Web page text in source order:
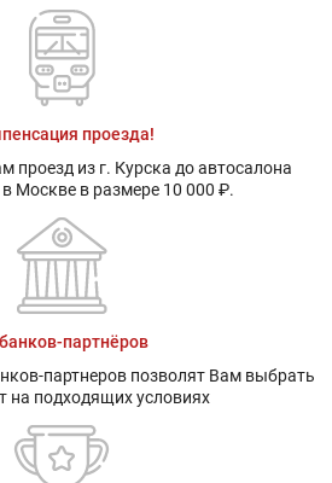
проезда!
проезд из г. Курска до автосалона
Москве в размере 10 000 ₽.
партнёров
партнеров позволят Вам выбрать
на подходящих условиях